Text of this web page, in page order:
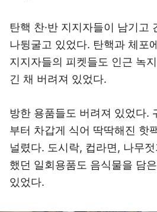
탄핵 찬·반 지지자들이 남기고
나뒹굴고 있었다. 탄핵과 체포
지지자들의 피켓들도 인근 녹
긴 채 버려져 있었다.
방한 용품들도 버려져 있었다.
부터 차갑게 식어 딱딱해진 핫
널렸다. 도시락, 컵라면, 나무
했던 일회용품도 음식물을 담
있었다.